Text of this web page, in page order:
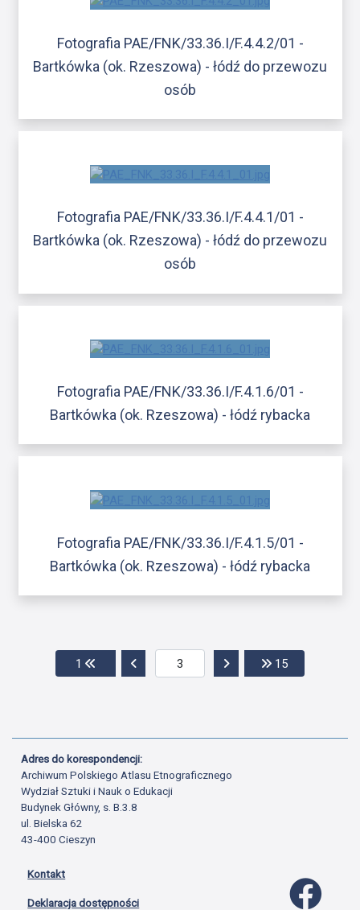
Fotografia PAE/FNK/33.36.I/F.4.4.2/01 -
Bartkówka (ok. Rzeszowa) - łódź do przewozu
osób
Fotografia PAE/FNK/33.36.I/F.4.4.1/01 -
Bartkówka (ok. Rzeszowa) - łódź do przewozu
osób
Fotografia PAE/FNK/33.36.I/F.4.1.6/01 -
Bartkówka (ok. Rzeszowa) - łódź rybacka
Fotografia PAE/FNK/33.36.I/F.4.1.5/01 -
Bartkówka (ok. Rzeszowa) - łódź rybacka
1 Przejdź do pierwszej strony
Przejdź do poprzedniej strony
Przejdź do następnej
15Przejdź do
Adres do korespondencji:
Archiwum Polskiego Atlasu Etnograficznego
Wydział Sztuki i Nauk o Edukacji
Budynek Główny, s. B.3.8
ul. Bielska 62
43-400 Cieszyn
Kontakt
Deklaracja dostępności